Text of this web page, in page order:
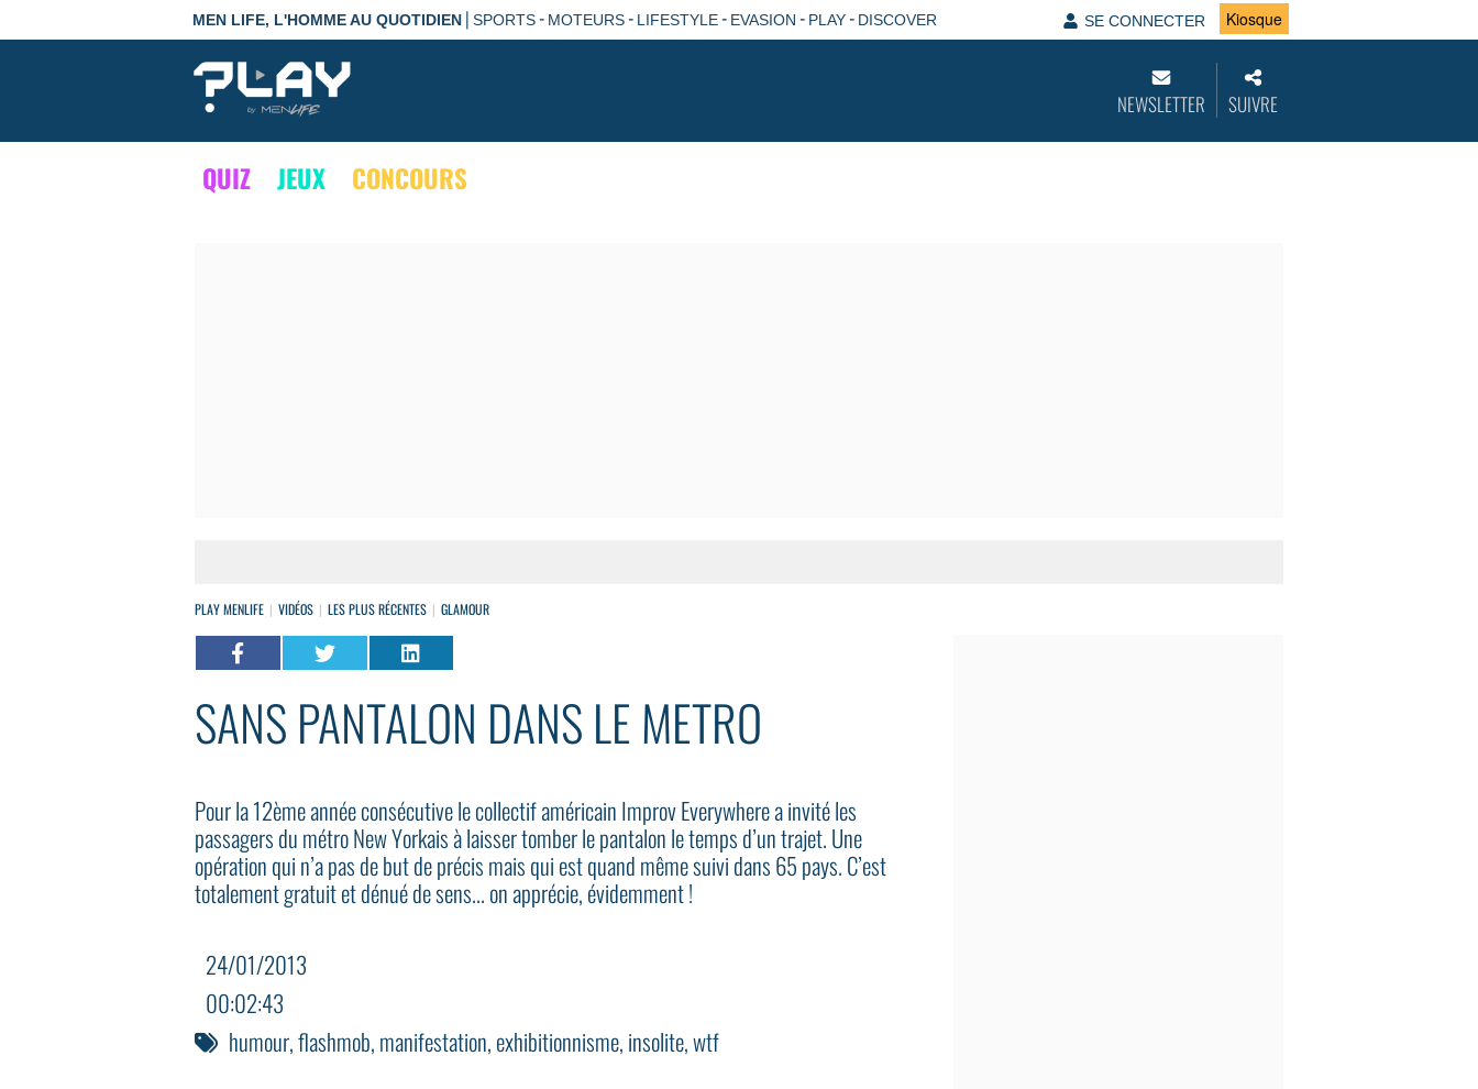
MEN LIFE, L'HOMME AU QUOTIDIEN | SPORTS- MOTEURS- LIFESTYLE- EVASION - PLAY- DISCOVER SE CONNECTER Kiosque
NEWSLETTER SUIVRE
QUIZ JEUX CONCOURS
PLAY MENLIFE VIDÉOS LES PLUS RÉCENTES GLAMOUR
SANS PANTALON DANS LE METRO
Pour la 12ème année consécutive le collectif américain Improv Everywhere a invité les
passagers du métro New Yorkais à laisser tomber le pantalon le temps d’un trajet. Une
opération qui n’a pas de but de précis mais qui est quand même suivi dans 65 pays. C’est
totalement gratuit et dénué de sens... on apprécie, évidemment !
24/01/2013
00:02:43
humour,flashmob,manifestation,exhibitionnisme,insolite,wtf